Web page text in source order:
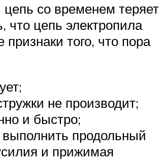
цепь со временем теряет
что цепь электропила
того, что пора
не производит;
и быстро;
продольный
и прижимая